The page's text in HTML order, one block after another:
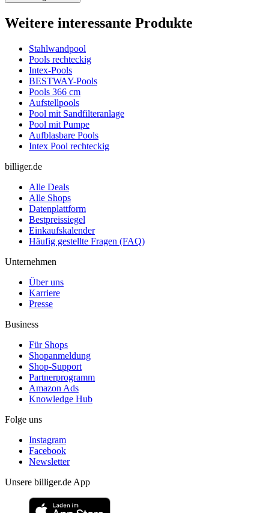
Weitere interessante Produkte
Stahlwandpool
Pools rechteckig
Intex-Pools
BESTWAY-Pools
Pools 366 cm
Aufstellpools
Pool mit Sandfilteranlage
Pool mit Pumpe
Aufblasbare Pools
Intex Pool rechteckig
billiger.de
Alle Deals
Alle Shops
Datenplattform
Bestpreissiegel
Einkaufskalender
Häufig gestellte Fragen (FAQ)
Unternehmen
Über uns
Karriere
Presse
Business
Für Shops
Shopanmeldung
Shop-Support
Partnerprogramm
Amazon Ads
Knowledge Hub
Folge uns
Instagram
Facebook
Newsletter
Unsere billiger.de App